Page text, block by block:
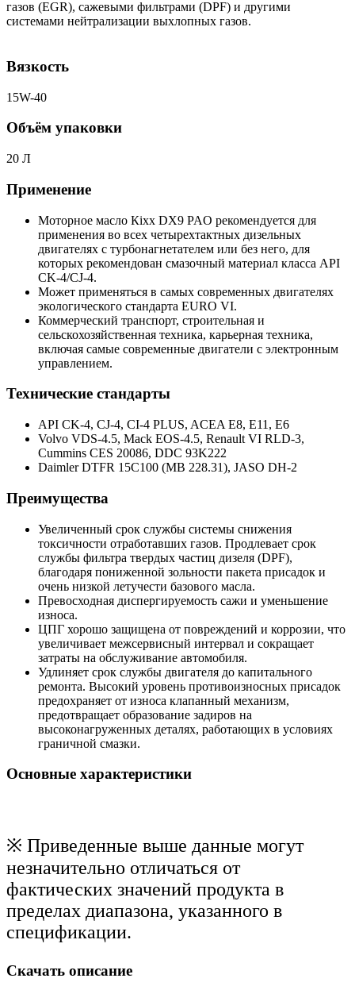
газов (EGR), сажевыми фильтрами (DPF) и другими
системами нейтрализации выхлопных газов.
Вязкость
15W-40
Объём упаковки
20 Л
Применение
Моторное масло Кіхх DX9 PAO рекомендуется для
применения во всех четырехтактных дизельных
двигателях с турбонагнетателем или без него, для
которых рекомендован смазочный материал класса API
CK-4/CJ-4.
Может применяться в самых современных двигателях
экологического стандарта EURO VI.
Коммерческий транспорт, строительная и
сельскохозяйственная техника, карьерная техника,
включая самые современные двигатели с электронным
управлением.
Технические стандарты
API CK-4, CJ-4, CI-4 PLUS, ACEA E8, E11, E6
Volvo VDS-4.5, Mack EOS-4.5, Renault VI RLD-3,
Cummins CES 20086, DDC 93K222
Daimler DTFR 15C100 (MB 228.31), JASO DH-2
Преимущества
Увеличенный срок службы системы снижения
токсичности отработавших газов. Продлевает срок
службы фильтра твердых частиц дизеля (DPF),
благодаря пониженной зольности пакета присадок и
очень низкой летучести базового масла.
Превосходная диспергируемость сажи и уменьшение
износа.
ЦПГ хорошо защищена от повреждений и коррозии, что
увеличивает межсервисный интервал и сокращает
затраты на обслуживание автомобиля.
Удлиняет срок службы двигателя до капитального
ремонта. Высокий уровень противоизносных присадок
предохраняет от износа клапанный механизм,
предотвращает образование задиров на
высоконагруженных деталях, работающих в условиях
граничной смазки.
Основные характеристики
※ Приведенные выше данные могут
незначительно отличаться от
фактических значений продукта в
пределах диапазона, указанного в
спецификации.
Скачать описание